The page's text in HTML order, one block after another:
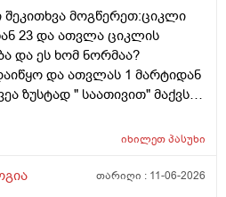
აუტოიმონური თირეოდიტი
შეიძლება
ვმართო ციკლის დღეები?
ყველაფერი ჩვეულებრივადაა
არის.ადრე რომ 7 დღემდე
ტიესეიჩი და კიდევ სხვა
შეკითხვა მოგწერეთ:ციკლი
23 და ათვლა ციკლის
და ეს ხომ ნორმაა?
და ათვლას 1 მარტიდან
ზუსტად " საათივით" მაქვს
მინდა რომ 25 ან
ისევ 23 ან 25 დღიანი
იხილეთპასუხი
თარიღი : 11-06-2026